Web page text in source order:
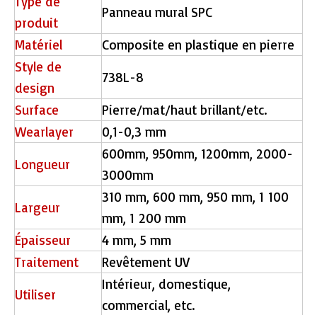
produit
Panneau mural SPC
Matériel
Composite en plastique en pierre
Style de
design
738L-8
Surface
Pierre/mat/haut brillant/etc.
Wearlayer
0,1-0,3 mm
Longueur
600mm, 950mm, 1200mm, 2000-
3000mm
Largeur
310 mm, 600 mm, 950 mm, 1 100
mm, 1 200 mm
Épaisseur
4 mm, 5 mm
Traitement
Revêtement UV
Utiliser
Intérieur, domestique,
commercial, etc.